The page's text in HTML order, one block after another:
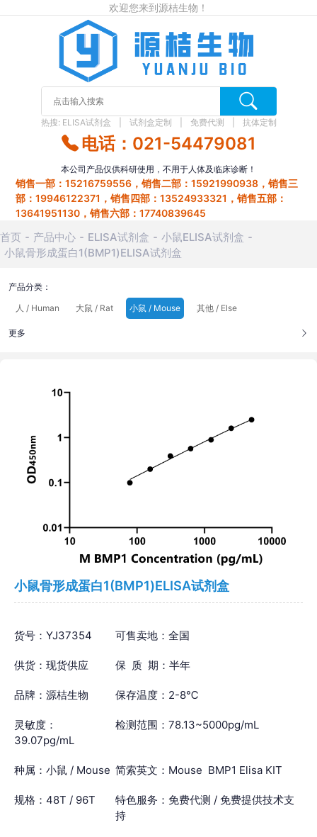
欢迎您来到源桔生物！
热搜: ELISA试剂盒 试剂盒定制 免费代测 抗体定制
电话：021-54479081
本公司产品仅供科研使用，不用于人体及临床诊断！
销售一部：15216759556，销售二部：15921990938，销售三
部：19946122371，销售四部：13524933321，销售五部：
13641951130，销售六部：17740839645
首页 产品中心 ELISA试剂盒
小鼠ELISA试剂盒
小鼠骨形成蛋白1(BMP1)ELISA试剂盒
产品分类：
人 / Human
大鼠 / Rat 小鼠 / Mouse 其他 / Else
更多
小鼠骨形成蛋白1(BMP1)ELISA试剂盒
货号：YJ37354 可售卖地：全国
供货：现货供应 保 质 期：半年
品牌：源桔生物 保存温度：2-8℃
灵敏度：
39.07pg/mL
检测范围：78.13~5000pg/mL
种属：小鼠 / Mouse 简索英文：Mouse BMP1 Elisa KIT
规格：48T / 96T
特色服务：免费代测 / 免费提供技术支
持